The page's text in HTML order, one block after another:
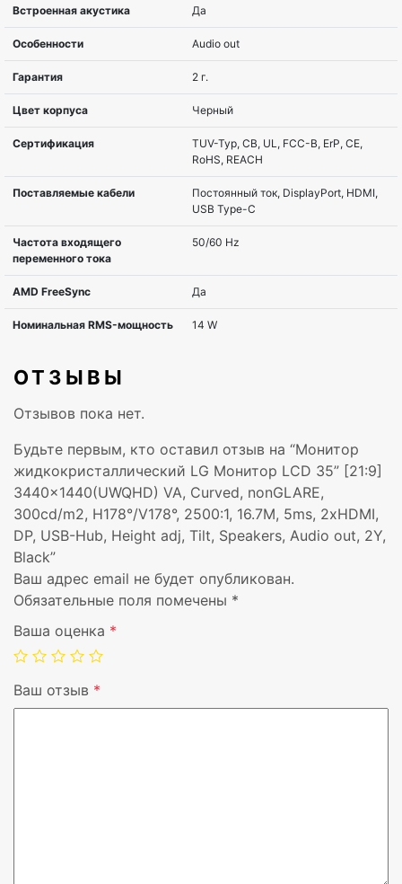
Изогнутый экран
Покрытие экрана
Яркость, cd/m2 300 cd/m?
Угол обзора по вертикали
Контрастность статическая
Количество цветов 16,78 миллионов
Вход DisplayPort 1
Концентратор USB Да
Регулировка по высоте
Встроенная акустика
ОТЗЫВЫ
Отзывов пока нет.
Будьте первым, кто оставил отзыв на “Монитор
жидкокристаллический LG Монитор LCD 35” [21:9]
3440×1440(UWQHD) VA, Curved, nonGLARE,
300cd/m2, H178°/V178°, 2500:1, 16.7M, 5ms, 2xHDMI,
DP, USB-Hub, Height adj, Tilt, Speakers, Audio out, 2Y,
Black”
Ваш адрес email не будет опубликован.
Обязательные поля помечены *
Ваша оценка *
Ваш отзыв *